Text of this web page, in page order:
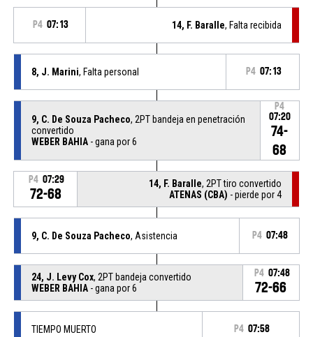
P4 07:13 14, F. Baralle, Falta recibida
8, J. Marini, Falta personal P4 07:13
9, C. De Souza Pacheco, 2PT bandeja en penetración
convertido
WEBER BAHIA- gana por 6
P4
07:20
74-
68
P4 07:29
72-68
14, F. Baralle, 2PT tiro convertido
ATENAS (CBA) - pierde por 4
9, C. De Souza Pacheco, Asistencia P4 07:48
24, J. Levy Cox, 2PT bandeja convertido
WEBER BAHIA- gana por 6
P4 07:48
72-66
TIEMPO MUERTO P4 07:58